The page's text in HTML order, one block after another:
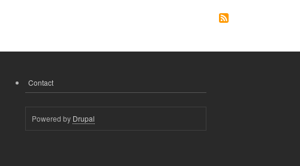
FOOTER
Contact
Powered by Drupal